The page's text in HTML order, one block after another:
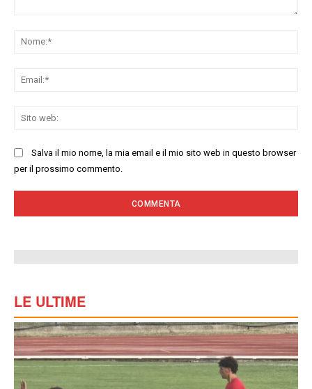
Salva il mio nome, la mia email e il mio sito web in questo browser
per il prossimo commento.
LE ULTIME